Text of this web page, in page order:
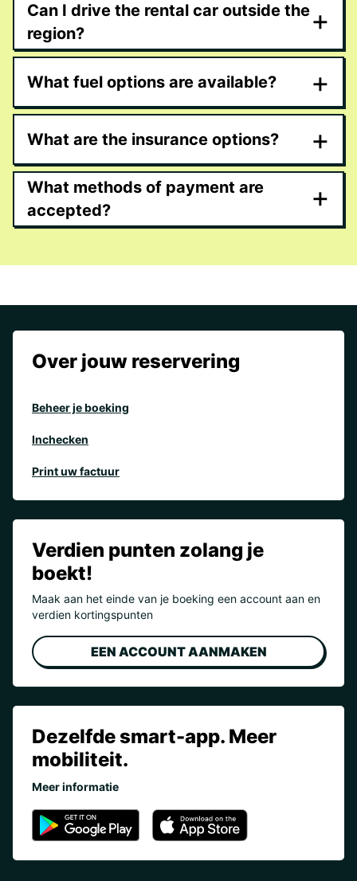
Can I drive the rental car outside the
region?
+
What fuel options are available? +
What are the insurance options? +
What methods of payment are
accepted?
+
Over jouw reservering
Beheer je boeking
Inchecken
Print uw factuur
Verdien punten zolang je
boekt!
Maak aan het einde van je boeking een account aan en
verdien kortingspunten
EEN ACCOUNT AANMAKEN
Dezelfde smart-app. Meer
mobiliteit.
Meer informatie